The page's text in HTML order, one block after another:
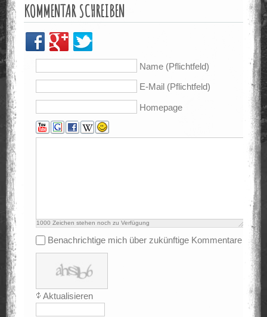
KOMMENTAR SCHREIBEN
Name (Pflichtfeld)
E-Mail (Pflichtfeld)
Homepage
1000 Zeichen stehen noch zu Verfügung
Benachrichtige mich über zukünftige Kommentare
Aktualisieren